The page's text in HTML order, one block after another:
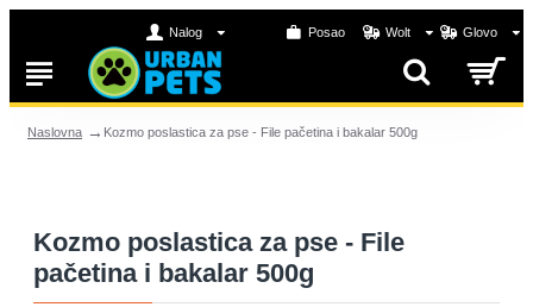
Nalog Posao Wolt Glovo
Naslovna Kozmo poslastica za pse - File pačetina i bakalar 500g
Kozmo poslastica za pse - File
pačetina i bakalar 500g